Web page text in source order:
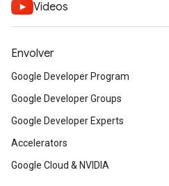
Videos
Envolver
Google Developer Program
Google Developer Groups
Google Developer Experts
Accelerators
Google Cloud & NVIDIA